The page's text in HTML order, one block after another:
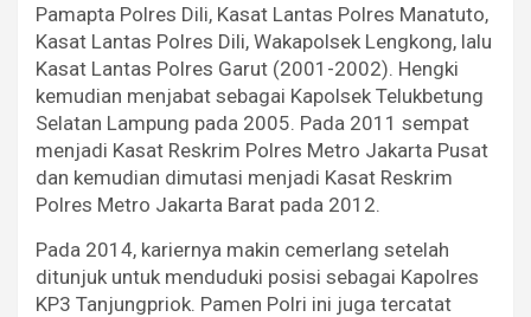
Pamapta Polres Dili, Kasat Lantas Polres Manatuto,
Kasat Lantas Polres Dili, Wakapolsek Lengkong, lalu
Kasat Lantas Polres Garut (2001-2002). Hengki
kemudian menjabat sebagai Kapolsek Telukbetung
Selatan Lampung pada 2005. Pada 2011 sempat
menjadi Kasat Reskrim Polres Metro Jakarta Pusat
dan kemudian dimutasi menjadi Kasat Reskrim
Polres Metro Jakarta Barat pada 2012.
Pada 2014, kariernya makin cemerlang setelah
ditunjuk untuk menduduki posisi sebagai Kapolres
KP3 Tanjungpriok. Pamen Polri ini juga tercatat